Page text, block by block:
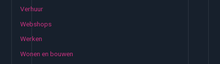
Verhuur
Webshops
Werken
Wonen en bouwen